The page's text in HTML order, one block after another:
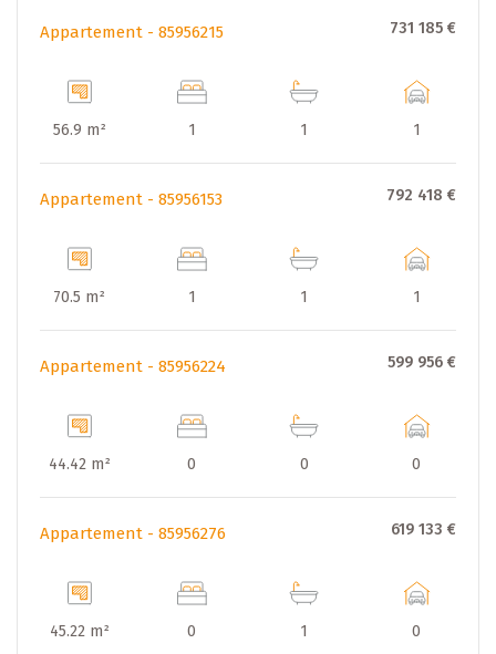
Appartement - 85956215 731 185 €
56.9 m² 1 1 1
Appartement - 85956153 792 418 €
70.5 m² 1 1 1
Appartement - 85956224 599 956 €
44.42 m² 0 0 0
Appartement - 85956276 619 133 €
45.22 m² 0 1 0